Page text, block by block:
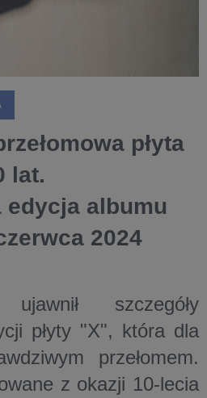
płyta
lat.
albumu
2024
szczegóły
płyty "X", która dla
przełomem.
z okazji 10-lecia